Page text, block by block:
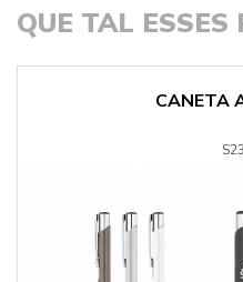
QUE TAL ESSES
CANETA